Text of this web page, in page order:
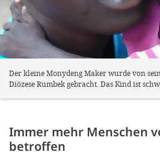
Der kleine Monydeng Maker wurde von
Diözese Rumbek gebracht. Das Kind ist
Immer mehr Menschen
betroffen